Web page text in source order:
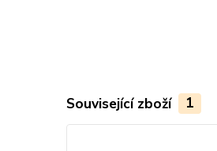
Související zboží 1